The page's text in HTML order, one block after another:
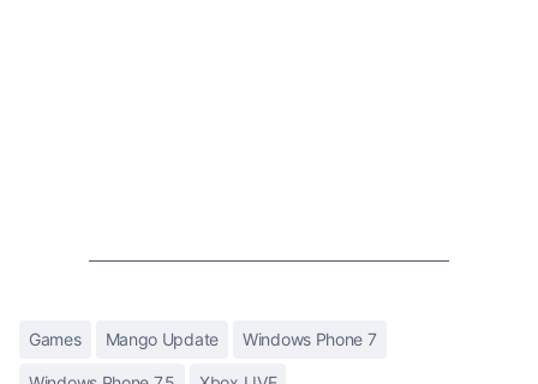
Games Mango Update Windows Phone 7